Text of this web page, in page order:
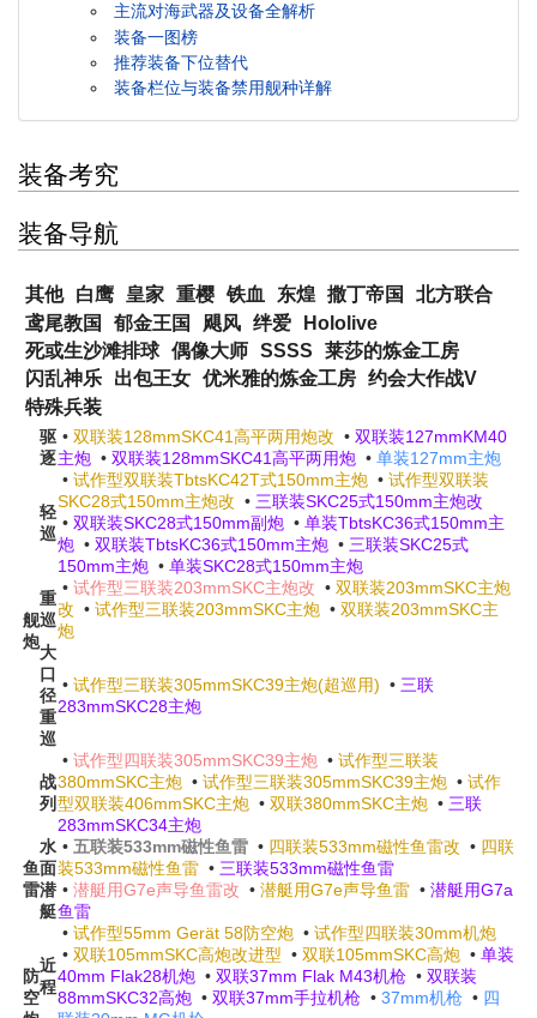
主流对海武器及设备全解析
装备一图榜
推荐装备下位替代
装备栏位与装备禁用舰种详解
装备考究
装备导航
其他 白鹰 皇家 重樱 铁血 东煌 撒丁帝国
北方联合
鸢尾教国
郁金王国 飓风 绊爱
Hololive
死或生沙滩排球 偶像大师 SSSS
莱莎的炼金工房
闪乱神乐
出包王女 优米雅的炼金工房 约会大作战V
特殊兵装
舰
炮
驱
逐
• 双联装128mmSKC41高平两用炮改 • 双联装127mmKM40
主炮 • 双联装128mmSKC41高平两用炮 • 单装127mm主炮
轻
巡
• 试作型双联装TbtsKC42T式150mm主炮 • 试作型双联装
SKC28式150mm主炮改 • 三联装SKC25式150mm主炮改
• 双联装SKC28式150mm副炮 • 单装TbtsKC36式150mm主
炮 • 双联装TbtsKC36式150mm主炮 • 三联装SKC25式
150mm主炮 • 单装SKC28式150mm主炮
重
巡
• 试作型三联装203mmSKC主炮改 • 双联装203mmSKC主炮
改 • 试作型三联装203mmSKC主炮 • 双联装203mmSKC主
炮
大
口
径
重
巡
• 试作型三联装305mmSKC39主炮(超巡用) • 三联
283mmSKC28主炮
战
列
• 试作型四联装305mmSKC39主炮 • 试作型三联装
380mmSKC主炮 • 试作型三联装305mmSKC39主炮 • 试作
型双联装406mmSKC主炮 • 双联380mmSKC主炮 • 三联
283mmSKC34主炮
鱼
雷
水
面
• 五联装533mm磁性鱼雷 • 四联装533mm磁性鱼雷改 • 四联
装533mm磁性鱼雷 • 三联装533mm磁性鱼雷
潜
艇
• 潜艇用G7e声导鱼雷改 • 潜艇用G7e声导鱼雷 • 潜艇用G7a
鱼雷
防
空
近
程
• 试作型55mm Gerät 58防空炮 • 试作型四联装30mm机炮
• 双联105mmSKC高炮改进型 • 双联105mmSKC高炮 • 单装
40mm Flak28机炮 • 双联37mm Flak M43机枪 • 双联装
88mmSKC32高炮 • 双联37mm手拉机枪 • 37mm机枪 • 四